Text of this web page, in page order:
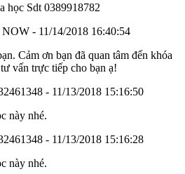
học Sdt 0389918782
- 11/14/2018 16:40:54
Cảm ơn bạn đã quan tâm đến khóa
vấn trực tiếp cho bạn ạ!
- 11/13/2018 15:16:50
này nhé.
- 11/13/2018 15:16:28
này nhé.